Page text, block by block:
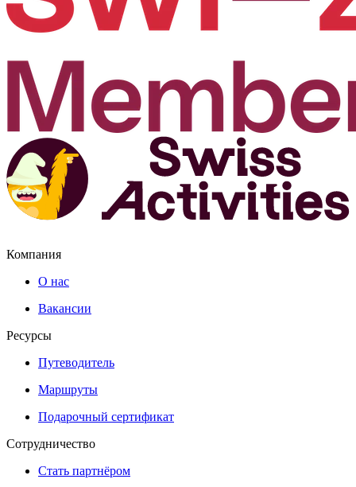
Компания
О нас
Вакансии
Ресурсы
Путеводитель
Маршруты
Подарочный сертификат
Сотрудничество
Стать партнёром